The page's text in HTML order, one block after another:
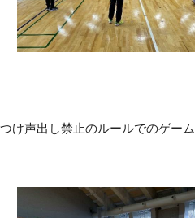
け声出し禁止のルールでのゲーム